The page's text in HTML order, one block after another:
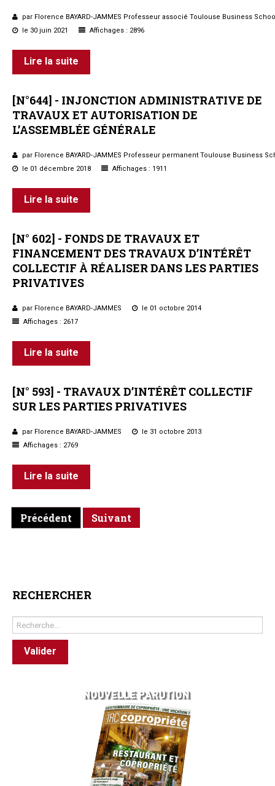
par Florence BAYARD-JAMMES Professeur associé Toulouse Business
le 30 juin 2021
Affichages : 2896
Lire la suite
[N°644] - INJONCTION ADMINISTRATIVE DE
TRAVAUX ET AUTORISATION DE
L’ASSEMBLÉE GÉNÉRALE
par Florence BAYARD-JAMMES Professeur permanent Toulouse Business
le 01 décembre 2018
Affichages : 1911
Lire la suite
[N° 602] - FONDSDE TRAVAUX ET
FINANCEMENTDES TRAVAUX D’INTÉRÊT
COLLECTIF À RÉALISERDANS LES PARTIES
PRIVATIVES
par Florence BAYARD-JAMMES
le 01 octobre 2014
Affichages : 2617
Lire la suite
[N° 593] - TRAVAUX D’INTÉRÊT COLLECTIF
SUR LES PARTIES PRIVATIVES
par Florence BAYARD-JAMMES
le 31 octobre 2013
Affichages : 2769
Lire la suite
Précédent Suivant
RECHERCHER
Rechercher
Valider